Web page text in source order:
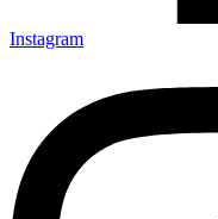
Instagram